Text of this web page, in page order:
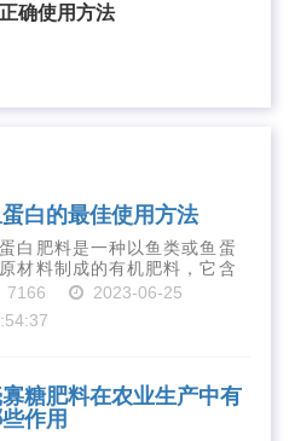
确使用方法
白的最佳使用方法
白肥料是一种以鱼类或鱼蛋
材料制成的有机肥料，它含
富的营养物质，如氮、磷、
和植物生长因子。这些营养
7166
2023-06-25
糖肥料在农业生产中有
作用